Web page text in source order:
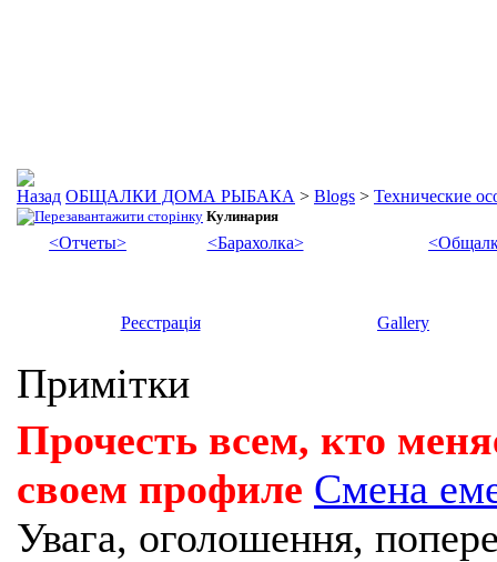
ОБЩАЛКИ ДОМА РЫБАКА > Blogs > Технические
Кулинария
<Отчеты> <Барахолка>
Реєстрація Gallery
Примітки
Прочесть всем, кто
своем профиле Смена
Увага, оголошення,